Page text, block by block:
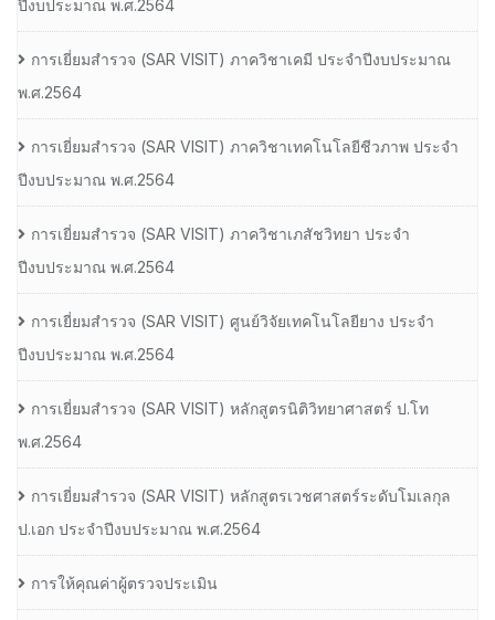
ปีงบประมาณ พ.ศ.2564
การเยี่ยมสํารวจ (SAR VISIT) ภาควิชาเคมี ประจําปีงบประมาณ
พ.ศ.2564
การเยี่ยมสํารวจ (SAR VISIT) ภาควิชาเทคโนโลยีชีวภาพ ประจํา
ปีงบประมาณ พ.ศ.2564
การเยี่ยมสํารวจ (SAR VISIT) ภาควิชาเภสัชวิทยา ประจํา
ปีงบประมาณ พ.ศ.2564
การเยี่ยมสํารวจ (SAR VISIT) ศูนย์วิจัยเทคโนโลยียาง ประจํา
ปีงบประมาณ พ.ศ.2564
การเยี่ยมสํารวจ (SAR VISIT) หลักสูตรนิติวิทยาศาสตร์ ป.โท
พ.ศ.2564
การเยี่ยมสํารวจ (SAR VISIT) หลักสูตรเวชศาสตร์ระดับโมเลกุล
ป.เอก ประจําปีงบประมาณ พ.ศ.2564
การให้คุณค่าผู้ตรวจประเมิน